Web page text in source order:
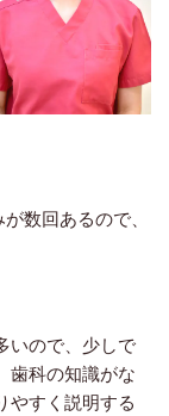
数回あるので、
いので、少しで
歯科の知識がな
やすく説明する